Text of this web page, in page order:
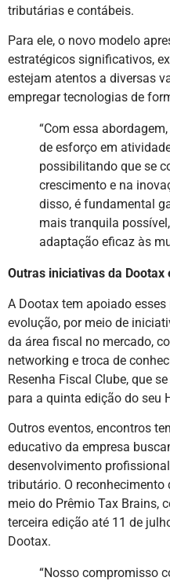
tributárias e contábeis.
Para ele, o novo modelo
estratégicos significativos,
estejam atentos a diversas
empregar tecnologias de
“Com essa
de esforço em
possibilitando que se
crescimento e na
disso, é fundamental
mais tranquila
adaptação eficaz às
Outras iniciativas da Dootax
A Dootax tem apoiado
evolução, por meio de
da área fiscal no mercado,
networking e troca de
Resenha Fiscal Clube, que
para a quinta edição do seu
Outros eventos, encontros
educativo da empresa
desenvolvimento
tributário. O reconhecimento
meio do Prêmio Tax Brains,
terceira edição até 11 de
Dootax.
“Nosso compromisso